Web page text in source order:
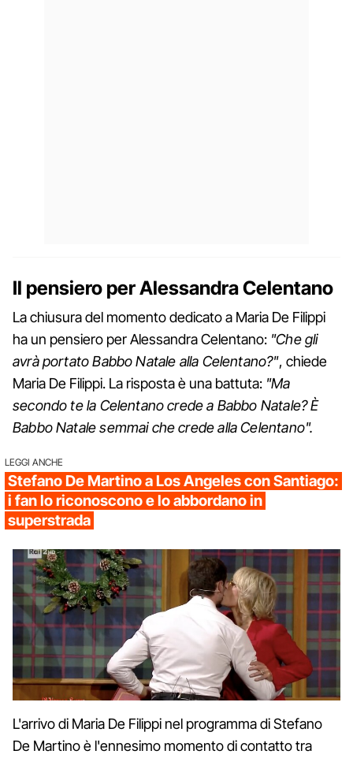
Il pensiero per Alessandra Celentano
La chiusura del momento dedicato a Maria De Filippi
ha un pensiero per Alessandra Celentano: "Che gli
avrà portato Babbo Natale alla Celentano?", chiede
Maria De Filippi. La risposta è una battuta: "Ma
secondo te la Celentano crede a Babbo Natale? È
Babbo Natale semmai che crede alla Celentano".
LEGGI ANCHE
Stefano De Martino a Los Angeles con Santiago:
i fan lo riconoscono e lo abbordano in
superstrada
L'arrivo di Maria De Filippi nel programma di Stefano
De Martino è l'ennesimo momento di contatto tra